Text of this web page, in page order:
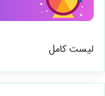
لیست کامل